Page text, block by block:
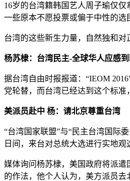
16岁的台湾籍韩国艺人周子瑜仅
一些原本不愿投票或偏于中性的选
台湾的这些新生力量，自然独和
杨苏棣：台湾民主-全球华人应感
据台湾自由时报报道：“IEOM
党轮替，而台湾已经达到这个标准
美派员赴中 杨：请北京尊重台湾
“台湾国家联盟”与“民主台湾国际
日间，来台对总统大选进行实地观
媒体询问杨苏棣，美国政府将派
的作法，他个人认为，美方派员去